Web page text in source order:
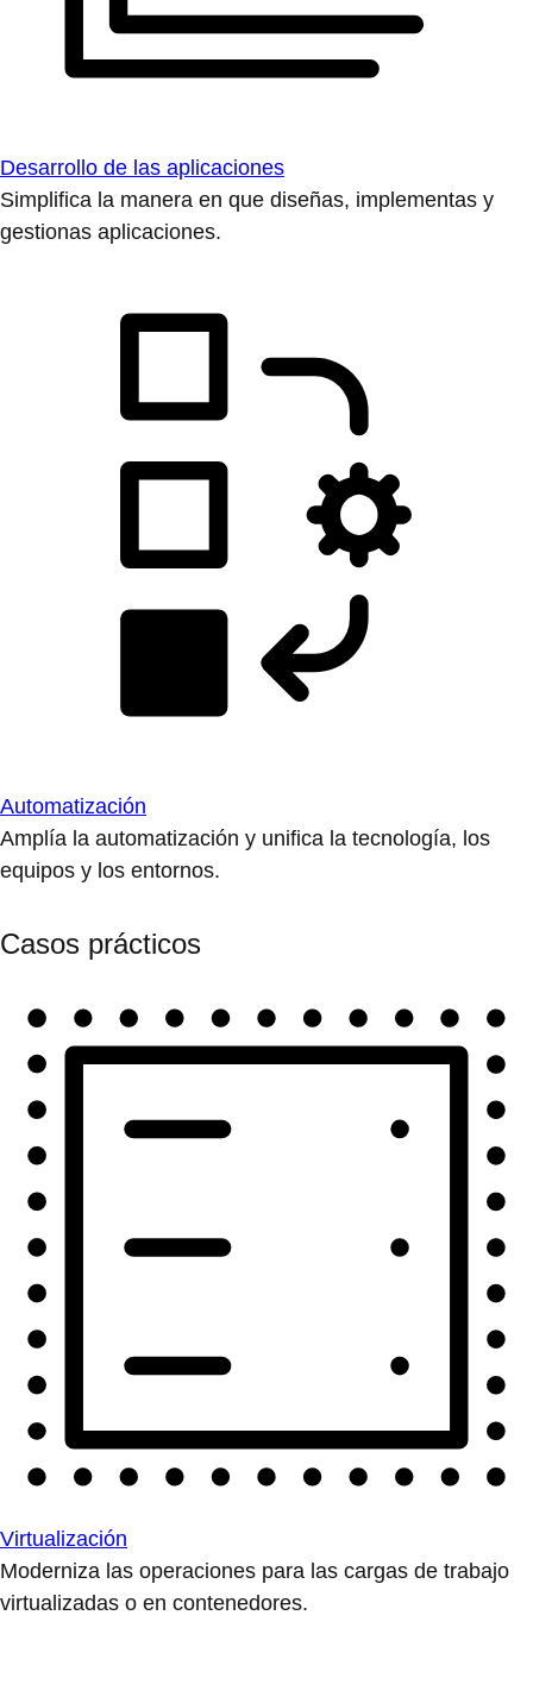
Desarrollo de las aplicaciones
Simplifica la manera en que diseñas, implementas y
gestionas aplicaciones.
Automatización
Amplía la automatización y unifica la tecnología, los
equipos y los entornos.
Casos prácticos
Virtualización
Moderniza las operaciones para las cargas de trabajo
virtualizadas o en contenedores.